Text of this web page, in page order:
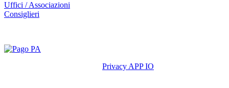
Uffici / Associazioni
Consiglieri
Privacy APP IO